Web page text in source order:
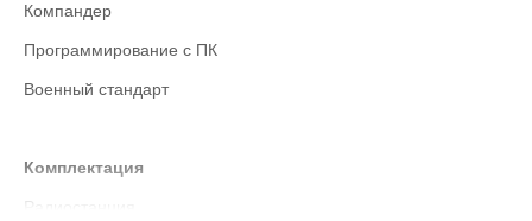
Компандер
Программирование с ПК
Военный стандарт
Комплектация
Радиостанция